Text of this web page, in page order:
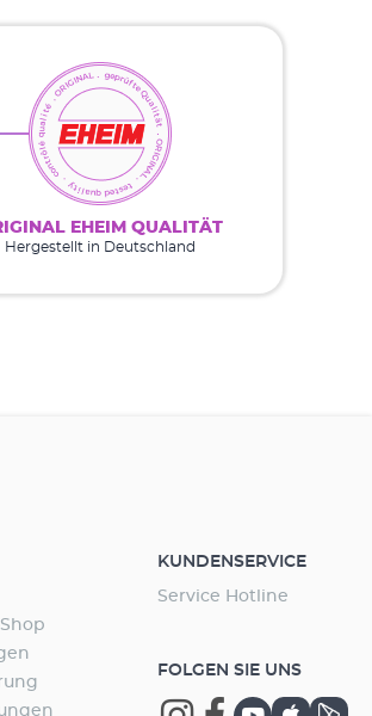
EHEIM QUALITÄT
Hergestellt in Deutschland
KUNDENSERVICE
Service Hotline
FOLGEN SIE UNS